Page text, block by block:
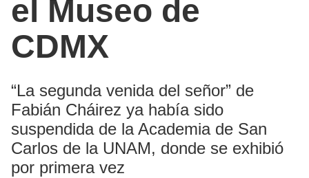
el Museo de
CDMX
“La segunda venida del señor” de
Fabián Cháirez ya había sido
suspendida de la Academia de San
Carlos de la UNAM, donde se exhibió
por primera vez